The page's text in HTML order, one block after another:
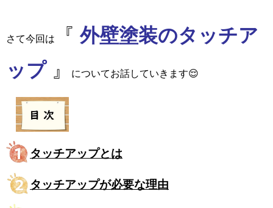
さて今回は 『 外壁塗装のタッチア
ップ 』 についてお話していきます😌
タッチアップとは
タッチアップが必要な理由